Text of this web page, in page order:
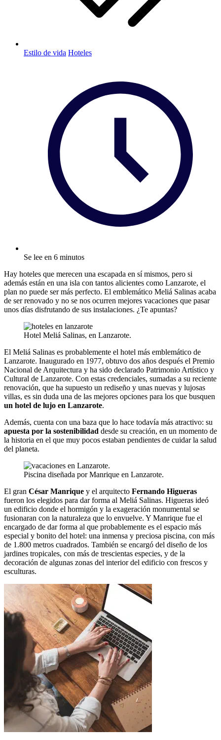
Estilo de vida Hoteles
Se lee en 6 minutos
Hay hoteles que merecen una escapada en sí mismos, pero si
además están en una isla con tantos alicientes como Lanzarote, el
plan no puede ser más perfecto. El emblemático Meliá Salinas acaba
de ser renovado y no se nos ocurren mejores vacaciones que pasar
unos días disfrutando de sus instalaciones. ¿Te apuntas?
Hotel Meliá Salinas, en Lanzarote.
El Meliá Salinas es probablemente el hotel más emblemático de
Lanzarote. Inaugurado en 1977, obtuvo dos años después el Premio
Nacional de Arquitectura y ha sido declarado Patrimonio Artístico y
Cultural de Lanzarote. Con estas credenciales, sumadas a su reciente
renovación, que ha supuesto un rediseño y unas nuevas y lujosas
villas, es sin duda una de las mejores opciones para los que busquen
un hotel de lujo en Lanzarote.
Además, cuenta con una baza que lo hace todavía más atractivo: su
apuesta por la sostenibilidad desde su creación, en un momento de
la historia en el que muy pocos estaban pendientes de cuidar la salud
del planeta.
Piscina diseñada por Manrique en Lanzarote.
El gran César Manrique y el arquitecto Fernando Higueras
fueron los elegidos para dar forma al Meliá Salinas. Higueras ideó
un edificio donde el hormigón y la exageración monumental se
fusionaran con la naturaleza que lo envuelve. Y Manrique fue el
encargado de dar forma al que probablemente es el espacio más
especial y bonito del hotel: una inmensa y preciosa piscina, con más
de 1.800 metros cuadrados. También se encargó del diseño de los
jardines tropicales, con más de trescientas especies, y de la
decoración de algunas zonas del interior del edificio con frescos y
esculturas.